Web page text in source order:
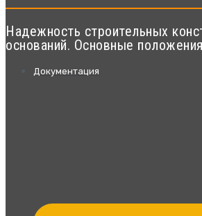
Надежность строительных
оснований. Основные положения
Документация